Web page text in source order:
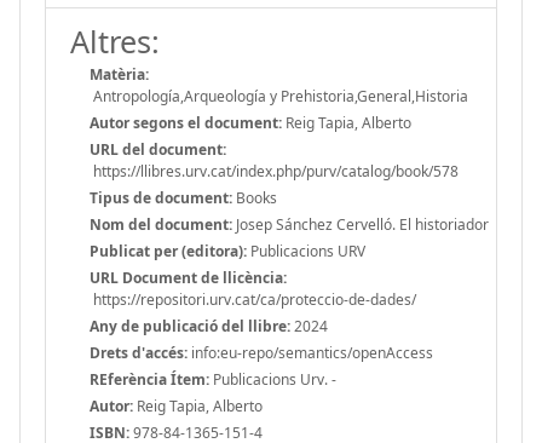
Altres:
Matèria:
Antropología,Arqueología y Prehistoria,General,Historia
Autor segons el document: Reig Tapia, Alberto
URL del document:
https://llibres.urv.cat/index.php/purv/catalog/book/578
Tipus de document: Books
Nom del document: Josep Sánchez Cervelló. El historiador
Publicat per (editora): Publicacions URV
URL Document de llicència:
https://repositori.urv.cat/ca/proteccio-de-dades/
Any de publicació del llibre:2024
Drets d'accés: info:eu-repo/semantics/openAccess
REferència Ítem: Publicacions Urv. -
Autor: Reig Tapia, Alberto
ISBN:978-84-1365-151-4